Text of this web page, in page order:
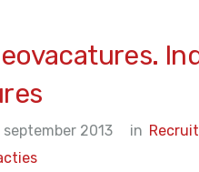
september 2013 in